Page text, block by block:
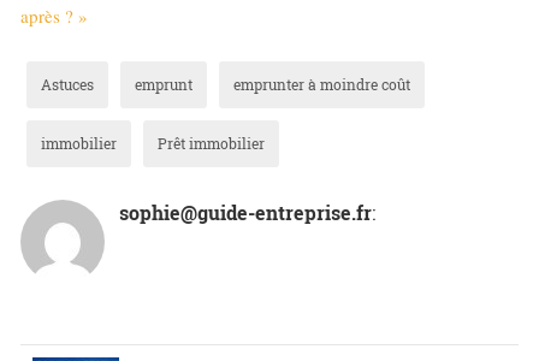
après ? »
Astuces emprunt emprunter à moindre coût
immobilier Prêt immobilier
sophie@guide-entreprise.fr: